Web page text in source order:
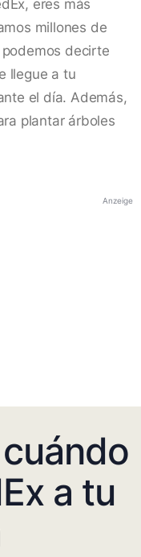
eres más
millones de
decirte
llegue a tu
el día. Además,
plantar árboles
Anzeige
a tu